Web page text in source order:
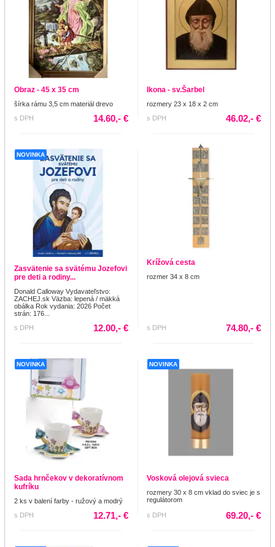
Obraz - 45 x 35 cm
šírka rámu 3,5 cm materiál drevo
s DPH
14.60,- €
Ikona - sv.Šarbel
rozmery 23 x 18 x 2 cm
s DPH
46.02,- €
NOVINKA
Zasvätenie sa svätému Jozefovi
pre deti a rodiny...
Donald Calloway Vydavateľstvo:
ZACHEJ.sk Väzba: lepená / mäkká
obálka Rok vydania: 2026 Počet
strán: 176...
s DPH
12.00,- €
Krížová cesta
rozmer 34 x 8 cm
s DPH 74.80,- €
NOVINKA
Sada hrnčekov v dekoratívnom
kufríku
2 ks v balení farby - ružový a modrý
s DPH
12.71,- €
NOVINKA
Vosková olejová svieca
rozmery 30 x 8 cm vklad do sviec je s
regulátorom
s DPH 69.20,- €